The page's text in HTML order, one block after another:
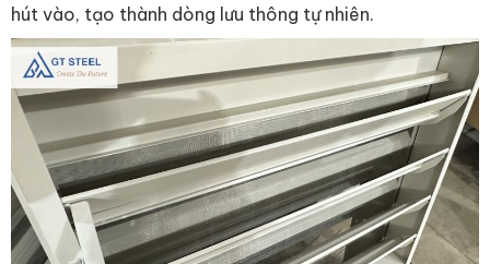
hút vào, tạo thành dòng lưu thông tự nhiên.